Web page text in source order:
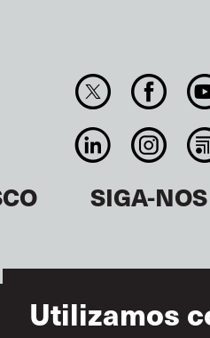
SIGA-NOS
Utilizamos